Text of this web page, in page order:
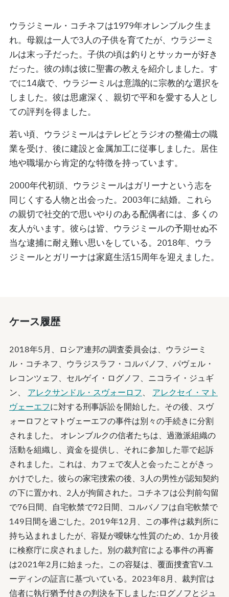
ウラジミール・コチネフは1979年オレンブルク生ま
れ。母親は一人で3人の子供を育てたが、ウラジーミ
ルは末っ子だった。子供の頃は釣りとサッカーが好き
だった。彼の姉は彼に聖書の教えを紹介しました。す
でに14歳で、ウラジーミルは意識的に宗教的な選択を
しました。彼は思慮深く、親切で平和を愛する人とし
ての評判を得ました。
若い頃、ウラジミールはテレビとラジオの整備士の職
業を受け、後に建設と金属加工に従事しました。居住
地や職場から肯定的な特徴を持っています。
2000年代初頭、ウラジミールはガリーナという志を
同じくする人物と出会った。2003年に結婚。これら
の親切で社交的で思いやりのある配偶者には、多くの
友人がいます。彼らは皆、ウラジミールの予期せぬ不
当な逮捕に耐え難い思いをしている。2018年、ウラ
ジミールとガリーナは家庭生活15周年を迎えました。
ケース履歴
2018年5月、ロシア連邦の調査委員会は、ウラジーミ
ル・コチネフ、ウラジスラフ・コルバノフ、パヴェル・
レコンツェフ、セルゲイ・ログノフ、ニコライ・ジュギ
ン、 アレクサンドル・スヴォーロフ 、 アレクセイ・マト
ヴェーエフに対する刑事訴訟を開始した。その後、スヴ
ォーロフとマトヴェーエフの事件は別々の手続きに分割
されました。 オレンブルクの信者たちは、過激派組織の
活動を組織し、資金を提供し、それに参加した罪で起訴
されました。これは、カフェで友人と会ったことがきっ
かけでした。彼らの家宅捜索の後、3人の男性が認知契約
の下に置かれ、2人が拘留された。コチネフは公判前勾留
で76日間、自宅軟禁で72日間、コルバノフは自宅軟禁で
149日間を過ごした。2019年12月、この事件は裁判所に
持ち込まれましたが、容疑が曖昧な性質のため、1か月後
に検察庁に戻されました。別の裁判官による事件の再審
は2021年2月に始まった。この容疑は、覆面捜査官V.ユ
ーディンの証言に基づいている。2023年8月、裁判官は
信者に執行猶予付きの判決を下しました:ログノフとジュ